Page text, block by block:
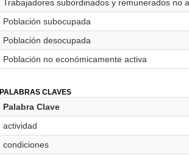
Trabajadores subordinados y remunerados no
Población subocupada
Población desocupada
Población no económicamente activa
PALABRAS CLAVES
Palabra Clave
actividad
condiciones